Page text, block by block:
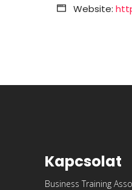
Website:
Kapcsolat
Business Training